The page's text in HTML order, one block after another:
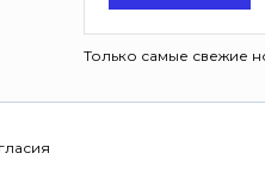
Только самые свежие